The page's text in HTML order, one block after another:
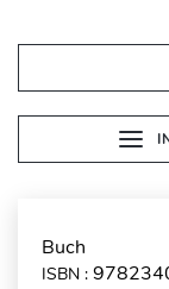
Buch
ISBN :